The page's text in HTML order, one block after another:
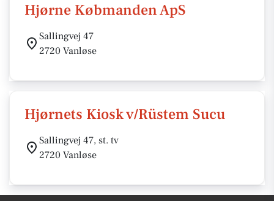
Hjørne Købmanden ApS
Sallingvej 47
2720 Vanløse
Hjørnets Kiosk v/Rüstem Sucu
Sallingvej 47, st. tv
2720 Vanløse